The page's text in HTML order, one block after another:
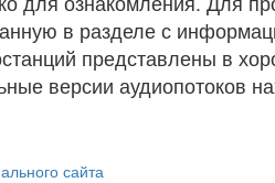
в разделе с
представлены в
версии аудиопотоков
сайта